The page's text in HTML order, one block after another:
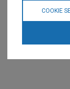
שונים
רק לבעלי
COOKIE